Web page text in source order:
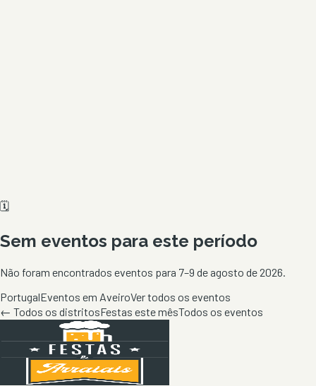
🗓️
Sem eventos para este período
Não foram encontrados eventos para 7–9 de agosto de 2026
PortugalEventos em AveiroVer todos os eventos
← Todos os distritosFestas este mêsTodos os eventos